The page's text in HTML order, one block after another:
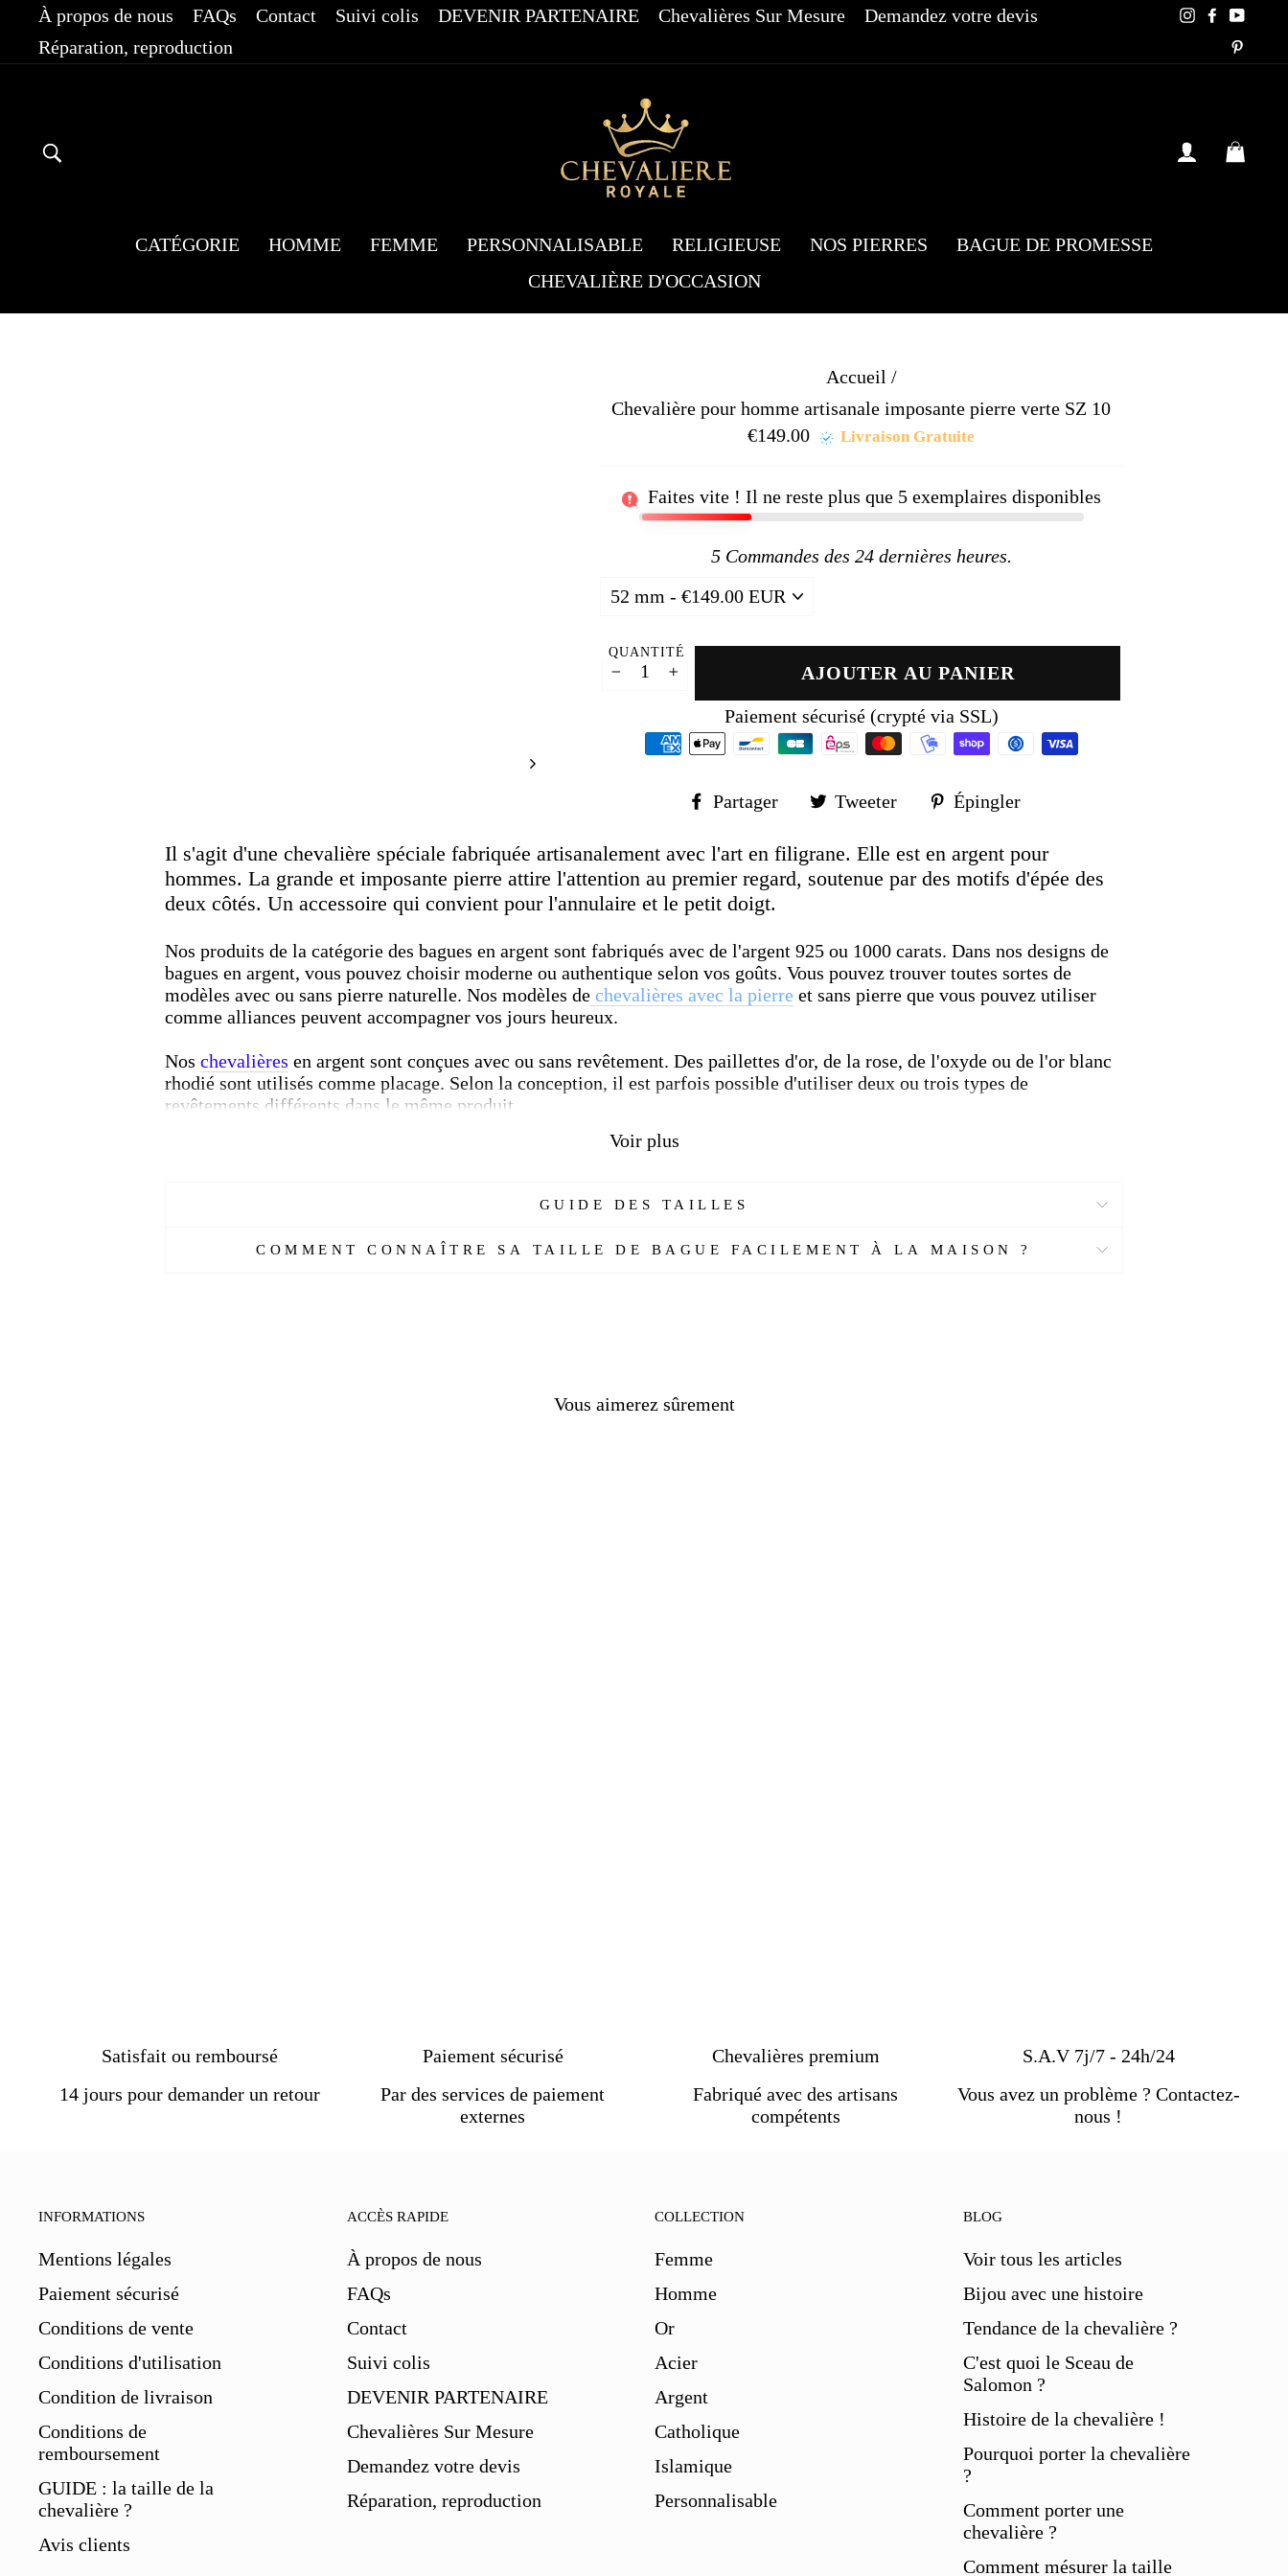
□
Passer
contenu
À propos de nous FAQs Contact Suivi colis DEVENIR PARTENAIRE Chevalières Sur Mesure
Demandez votre devis
Réparation, reproduction
Instagram
SE
CATÉGORIE HOMME FEMME PERSONNALISABLE RELIGIEUSE NOS PIERRES
BAGUE DE PROMESSE
CHEVALIÈRE D'OCCASION
Accueil /
Chevalière pour homme artisanale imposante pierre verte SZ 10
€149.00 PrixLivraison Gratuite
Faites vite ! Il ne reste plus que 5 exemplaires disponibles
5Commandes des 24 dernières heures.
QUANTITÉ
AJOUTER AU PANIER
Paiement sécurisé (crypté via SSL)
Partager
Partager
Facebook
Tweeter
Tweeter
Twitter
Épingler
Il s'agit d'une chevalière spéciale fabriquée artisanalement avec l'art en filigrane. Elle est en argent pour
hommes. La grande et imposante pierre attire l'attention au premier regard, soutenue par des motifs d'épée des
deux côtés. Un accessoire qui convient pour l'annulaire et le petit doigt.
Nos produits de la catégorie des bagues en argent sont fabriqués avec de l'argent 925 ou 1000 carats. Dans nos designs de
bagues en argent, vous pouvez choisir moderne ou authentique selon vos goûts. Vous pouvez trouver toutes sortes de
modèles avec ou sans pierre naturelle. Nos modèles de chevalières avec la pierre et sans pierre que vous pouvez utiliser
comme alliances peuvent accompagner vos jours heureux.
Nos chevalières en argent sont conçues avec ou sans revêtement. Des paillettes d'or, de la rose, de l'oxyde ou de l'or blanc
rhodié sont utilisés comme placage. Selon la conception, il est parfois possible d'utiliser deux ou trois types de
revêtements différents dans le même produit.
Vous apprécierez nos chevalières en argent fabriquées selon différentes techniques de traitement telles que l'art du
Voir plus
GUIDE DES TAILLES
COMMENT CONNAÎTRE SA TAILLE DE BAGUE FACILEMENT À LA MAISON ?
Vous aimerez sûrement
Satisfait ou remboursé
14 jours pour demander un retour
Paiement sécurisé
Par des services de paiement
externes
Chevalières premium
Fabriqué avec des artisans
compétents
S.A.V 7j/7 - 24h/24
Vous avez un problème ? Contactez-
nous !
INFORMATIONS
Mentions légales
Paiement sécurisé
Conditions de vente
Conditions d'utilisation
Condition de livraison
Conditions de
remboursement
GUIDE : la taille de la
chevalière ?
Avis clients
ACCÈS RAPIDE
À propos de nous
FAQs
Contact
Suivi colis
DEVENIR PARTENAIRE
Chevalières Sur Mesure
Demandez votre devis
Réparation, reproduction
COLLECTION
Femme
Homme
Or
Acier
Argent
Catholique
Islamique
Personnalisable
BLOG
Voir tous les articles
Bijou avec une histoire
Tendance de la chevalière ?
C'est quoi le Sceau de
Salomon ?
Histoire de la chevalière !
Pourquoi porter la chevalière
?
Comment porter une
chevalière ?
Comment mésurer la taille